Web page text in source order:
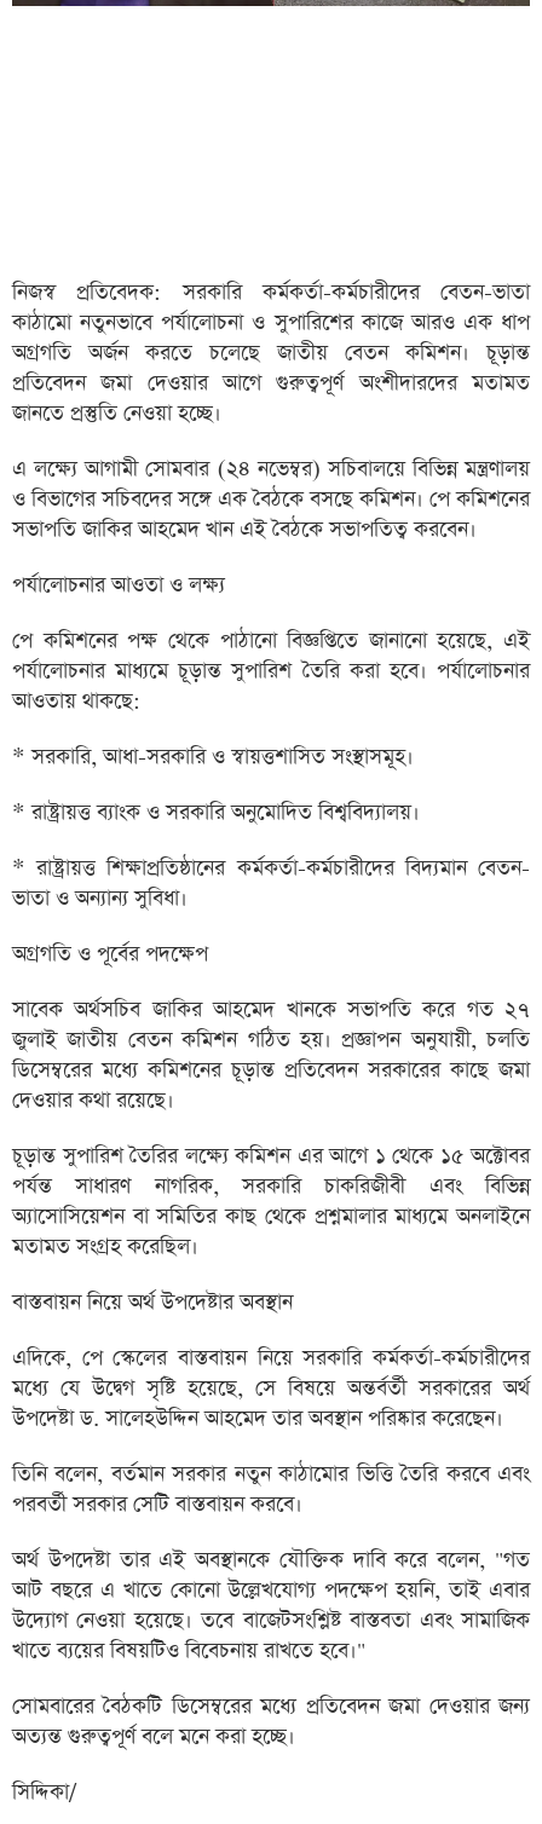
নিজস্ব প্রতিবেদক: সরকারি কর্মকর্তা-কর্মচারীদের বেতন-ভাতা
কাঠামো নতুনভাবে পর্যালোচনা ও সুপারিশের কাজে আরও এক ধাপ
অগ্রগতি অর্জন করতে চলেছে জাতীয় বেতন কমিশন। চূড়ান্ত
প্রতিবেদন জমা দেওয়ার আগে গুরুত্বপূর্ণ অংশীদারদের মতামত
জানতে প্রস্তুতি নেওয়া হচ্ছে।
এ লক্ষ্যে আগামী সোমবার (২৪ নভেম্বর) সচিবালয়ে বিভিন্ন মন্ত্রণালয়
ও বিভাগের সচিবদের সঙ্গে এক বৈঠকে বসছে কমিশন। পে কমিশনের
সভাপতি জাকির আহমেদ খান এই বৈঠকে সভাপতিত্ব করবেন।
পর্যালোচনার আওতা ও লক্ষ্য
পে কমিশনের পক্ষ থেকে পাঠানো বিজ্ঞপ্তিতে জানানো হয়েছে, এই
পর্যালোচনার মাধ্যমে চূড়ান্ত সুপারিশ তৈরি করা হবে। পর্যালোচনার
আওতায় থাকছে:
* সরকারি, আধা-সরকারি ও স্বায়ত্তশাসিত সংস্থাসমূহ।
* রাষ্ট্রায়ত্ত ব্যাংক ও সরকারি অনুমোদিত বিশ্ববিদ্যালয়।
* রাষ্ট্রায়ত্ত শিক্ষাপ্রতিষ্ঠানের কর্মকর্তা-কর্মচারীদের বিদ্যমান বেতন-
ভাতা ও অন্যান্য সুবিধা।
অগ্রগতি ও পূর্বের পদক্ষেপ
সাবেক অর্থসচিব জাকির আহমেদ খানকে সভাপতি করে গত ২৭
জুলাই জাতীয় বেতন কমিশন গঠিত হয়। প্রজ্ঞাপন অনুযায়ী, চলতি
ডিসেম্বরের মধ্যে কমিশনের চূড়ান্ত প্রতিবেদন সরকারের কাছে জমা
দেওয়ার কথা রয়েছে।
চূড়ান্ত সুপারিশ তৈরির লক্ষ্যে কমিশন এর আগে ১ থেকে ১৫ অক্টোবর
পর্যন্ত সাধারণ নাগরিক, সরকারি চাকরিজীবী এবং বিভিন্ন
অ্যাসোসিয়েশন বা সমিতির কাছ থেকে প্রশ্নমালার মাধ্যমে অনলাইনে
মতামত সংগ্রহ করেছিল।
বাস্তবায়ন নিয়ে অর্থ উপদেষ্টার অবস্থান
এদিকে, পে স্কেলের বাস্তবায়ন নিয়ে সরকারি কর্মকর্তা-কর্মচারীদের
মধ্যে যে উদ্বেগ সৃষ্টি হয়েছে, সে বিষয়ে অন্তর্বর্তী সরকারের অর্থ
উপদেষ্টা ড. সালেহউদ্দিন আহমেদ তার অবস্থান পরিষ্কার করেছেন।
তিনি বলেন, বর্তমান সরকার নতুন কাঠামোর ভিত্তি তৈরি করবে এবং
পরবর্তী সরকার সেটি বাস্তবায়ন করবে।
অর্থ উপদেষ্টা তার এই অবস্থানকে যৌক্তিক দাবি করে বলেন, "গত
আট বছরে এ খাতে কোনো উল্লেখযোগ্য পদক্ষেপ হয়নি, তাই এবার
উদ্যোগ নেওয়া হয়েছে। তবে বাজেটসংশ্লিষ্ট বাস্তবতা এবং সামাজিক
খাতে ব্যয়ের বিষয়টিও বিবেচনায় রাখতে হবে।"
সোমবারের বৈঠকটি ডিসেম্বরের মধ্যে প্রতিবেদন জমা দেওয়ার জন্য
অত্যন্ত গুরুত্বপূর্ণ বলে মনে করা হচ্ছে।
সিদ্দিকা/